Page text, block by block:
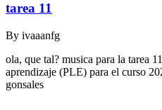
tarea 11
By ivaaanfg
ola, que tal? musica para la tarea
aprendizaje (PLE) para el curso
gonsales